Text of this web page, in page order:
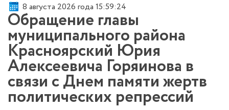
8 августа 2026 года 15:59:24
Обращение главы
муниципального района
Красноярский Юрия
Алексеевича Горяинова в
связи с Днем памяти жертв
политических репрессий